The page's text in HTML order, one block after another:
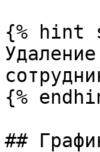
{% hint
{%
##